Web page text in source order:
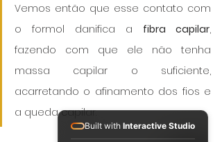
Vemos então que esse contato com
o formol danifica a fibra capilar,
fazendo com que ele não tenha
massa capilar o suficiente,
acarretando o afinamento dos fios e
a queda capilar.
Built with Interactive Studio